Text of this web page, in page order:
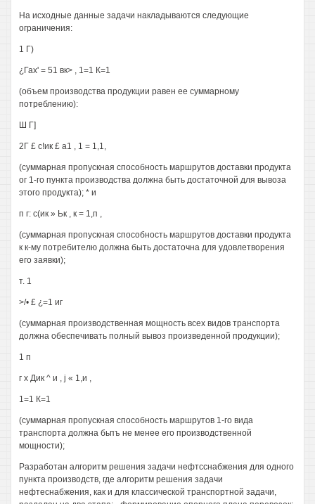
На исходные данные задачи накладываются следующие
ограничения:
1 Г)
¿Гах' = 51 вк> , 1=1 К=1
(объем производства продукции равен ее суммарному
потреблению):
Ш Г]
2Г £ с!ик £ а1 , 1 = 1,1,
(суммарная пропускная способность маршрутов доставки продукта
ог 1-го пункта производства должна быть достаточной для вывоза
этого продукта); * и
п г: с(ик » Ьк , к = 1,п ,
(суммарная пропускная способность маршрутов доставки продукта
к к-му потребителю должна быть достаточна для удовлетворения
его заявки);
т. 1
>/• £ ¿=1 иг
(суммарная производственная мощность всех видов транспорта
должна обеспечивать полный вывоз произведенной продукции);
1 п
г х Дик ^ и , j « 1,и ,
1=1 К=1
(суммарная пропускная способность маршрутов 1-го вида
транспорта должна бьпъ не менее его производственной
мощности);
Разработан алгоритм решения задачи нефтсснабжения для одного
пункта производств, где алгоритм решения задачи
нефтеснабжения, как и для классической транспортной задачи,